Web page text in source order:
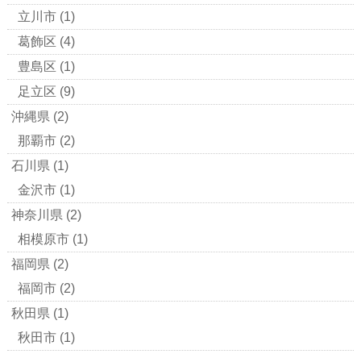
立川市 (1)
葛飾区 (4)
豊島区 (1)
足立区 (9)
沖縄県 (2)
那覇市 (2)
石川県 (1)
金沢市 (1)
神奈川県 (2)
相模原市 (1)
福岡県 (2)
福岡市 (2)
秋田県 (1)
秋田市 (1)